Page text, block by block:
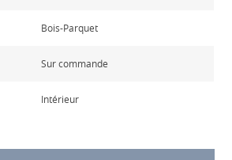
Bois-Parquet
Sur commande
Intérieur